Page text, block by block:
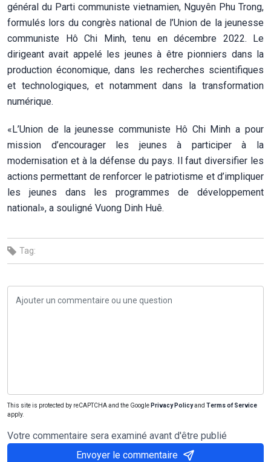
général du Parti communiste vietnamien, Nguyên Phu Trong,
formulés lors du congrès national de l’Union de la jeunesse
communiste Hô Chi Minh, tenu en décembre 2022. Le
dirigeant avait appelé les jeunes à être pionniers dans la
production économique, dans les recherches scientifiques
et technologiques, et notamment dans la transformation
numérique.
«L’Union de la jeunesse communiste Hô Chi Minh a pour
mission d’encourager les jeunes à participer à la
modernisation et à la défense du pays. Il faut diversifier les
actions permettant de renforcer le patriotisme et d’impliquer
les jeunes dans les programmes de développement
national», a souligné Vuong Dinh Huê.
Tag:
This site is protected by reCAPTCHA and the Google Privacy Policyand Terms of Service
apply.
Votre commentaire sera examiné avant d'être publié
Envoyer le commentaire